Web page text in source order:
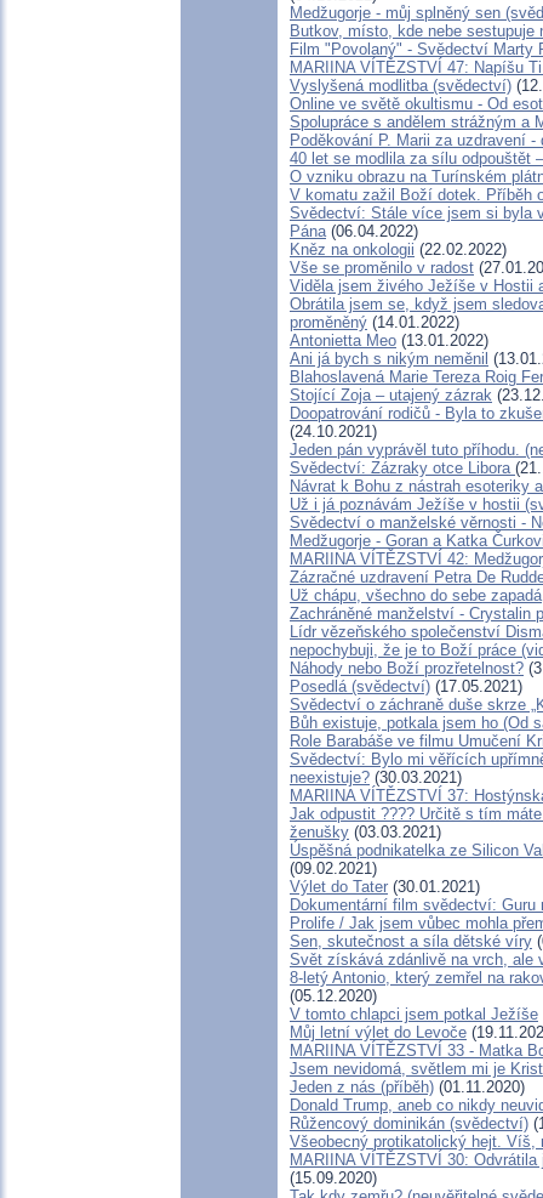
Medžugorje - můj splněný sen
Butkov, místo, kde nebe sestupuje
Film "Povolaný" - Svědectví Marty
MARIINA VÍTĚZSTVÍ 47: Napíšu
Vyslyšená modlitba (svědectví)
Online ve světě okultismu - Od
Spolupráce s andělem strážným a
Poděkování P. Marii za uzdravení -
40 let se modlila za sílu odpouštět
O vzniku obrazu na Turínském
V komatu zažil Boží dotek. Příběh
Svědectví: Stále více jsem si byla
Pána(06.04.2022)
Kněz na onkologii (22.02.2022)
Vše se proměnilo v radost
Viděla jsem živého Ježíše v Hostii
Obrátila jsem se, když jsem
proměněný (14.01.2022)
Antonietta Meo (13.01.2022)
Ani já bych s nikým neměnil
Blahoslavená Marie Tereza Roig
Stojící Zoja – utajený zázrak
Doopatrování rodičů - Byla to
(24.10.2021)
Jeden pán vyprávěl tuto příhodu.
Svědectví: Zázraky otce Libora
Návrat k Bohu z nástrah esoteriky
Už i já poznávám Ježíše v hostii
Svědectví o manželské věrnosti -
Medžugorje - Goran a Katka
MARIINA VÍTĚZSTVÍ 42:
Zázračné uzdravení Petra De
Už chápu, všechno do sebe zapadá
Zachráněné manželství - Crystalin
Lídr vězeňského společenství
nepochybuji, že je to Boží práce
Náhody nebo Boží prozřetelnost?
Posedlá (svědectví) (17.05.2021)
Svědectví o záchraně duše skrze
Bůh existuje, potkala jsem ho (Od
Role Barabáše ve filmu Umučení
Svědectví: Bylo mi věřících
neexistuje? (30.03.2021)
MARIINA VÍTĚZSTVÍ 37:
Jak odpustit ???? Určitě s tím
ženušky (03.03.2021)
Úspěšná podnikatelka ze Silicon
(09.02.2021)
Výlet do Tater (30.01.2021)
Dokumentární film svědectví:
Prolife / Jak jsem vůbec mohla
Sen, skutečnost a síla dětské víry
Svět získává zdánlivě na vrch, ale
8-letý Antonio, který zemřel na
(05.12.2020)
V tomto chlapci jsem potkal Ježíše
Můj letní výlet do Levoče
MARIINA VÍTĚZSTVÍ 33 - Matka
Jsem nevidomá, světlem mi je
Jeden z nás (příběh) (01.11.2020)
Donald Trump, aneb co nikdy
Růžencový dominikán (svědectví)
Všeobecný protikatolický hejt. Víš,
MARIINA VÍTĚZSTVÍ 30:
(15.09.2020)